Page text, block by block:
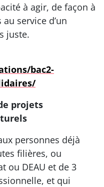
à agir, de façon à
service d’un
juste.
bac2-
projets
personnes déjà
filières, ou
ou DEAU et de 3
et qui